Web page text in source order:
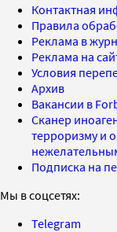
Контактная
Правила
Реклама в
Реклама на
Условия
Архив
Вакансии в
Сканер
терроризму и
Подписка на
Мы в соцсетях:
Telegram